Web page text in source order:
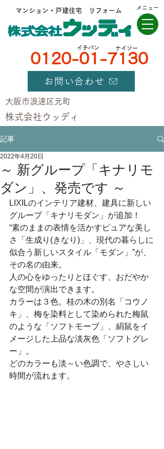
マンション・戸建住宅 リフォーム メニュー
0120-01-7130
ナイソー
​イチバン
お問い合わせ
大阪市浪速区元町
​株式会社ウッディ
記事
～ 新グループ「キナリモ
ダン」、発売です ～
2022年4月20日
LIXILのインテリア建材、建具に新しい
グループ「キナリモダン」が追加！
“素のままの表情を活かすピュアな美し
さ「生成り(きなり)」、現代の暮らしに
似合う新しいスタイル「モダン」”が、
その名の由来。
人の心をゆったりとほぐす、おだやか
な空間が演出できます。
カラーは３色。桂の木の別名「コウノ
キ」、梅を染料として染められた梅鼠
のような「ソフトモーブ」、絹鼠をイ
メージした上品な淡灰色「ソフトグレ
ー」。
どのカラーも淡～い色調で、やさしい
時間が流れます。